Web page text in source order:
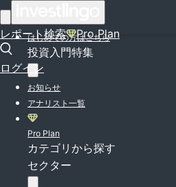
レポート検索 Pro Plan
ログイン
はじめての方はこちら
投資入門特集
お知らせ
アナリスト一覧
Pro Plan
カテゴリから探す
セクター